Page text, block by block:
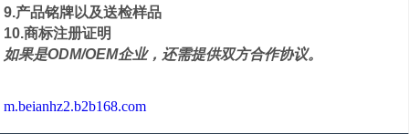
9.产品铭牌以及送检样品
10.商标注册证明
如果是ODM/OEM企业，还需提供双方合作协议。
m.beianhz2.b2b168.com